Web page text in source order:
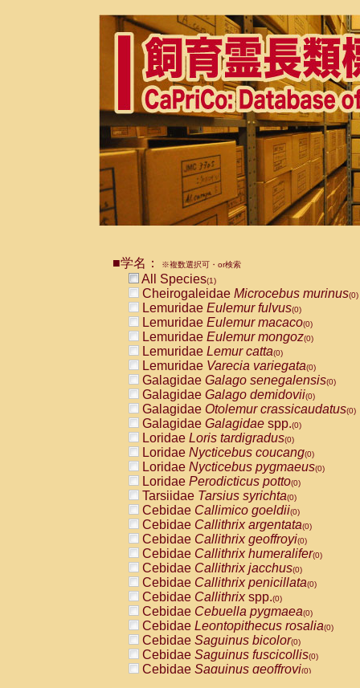
■学名： ※複数選択可・or検索
All Species(1)
Cheirogaleidae Microcebus murinus(0)
Lemuridae Eulemur fulvus(0)
Lemuridae Eulemur macaco(0)
Lemuridae Eulemur mongoz(0)
Lemuridae Lemur catta(0)
Lemuridae Varecia variegata(0)
Galagidae Galago senegalensis(0)
Galagidae Galago demidovii(0)
Galagidae Otolemur crassicaudatus(0)
Galagidae Galagidae spp.(0)
Loridae Loris tardigradus(0)
Loridae Nycticebus coucang(0)
Loridae Nycticebus pygmaeus(0)
Loridae Perodicticus potto(0)
Tarsiidae Tarsius syrichta(0)
Cebidae Callimico goeldii(0)
Cebidae Callithrix argentata(0)
Cebidae Callithrix geoffroyi(0)
Cebidae Callithrix humeralifer(0)
Cebidae Callithrix jacchus(0)
Cebidae Callithrix penicillata(0)
Cebidae Callithrixspp.(0)
Cebidae Cebuella pygmaea(0)
Cebidae Leontopithecus rosalia(0)
Cebidae Saguinus bicolor(0)
Cebidae Saguinus fuscicollis(0)
Cebidae Saguinus geoffroyi(0)